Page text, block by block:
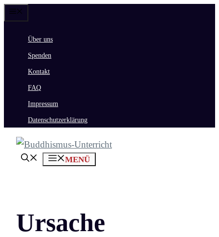
Zum
springenÜber uns
Spenden
Kontakt
FAQ
Impressum
Datenschutzerklärung
MENÜ
Ursache